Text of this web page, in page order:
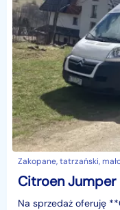
Zakopane, tatrzański,
Na sprzedaż oferuję